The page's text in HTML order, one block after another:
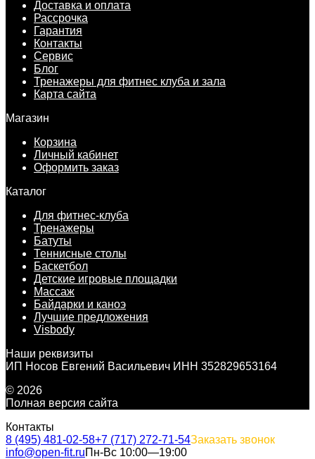
Доставка и оплата
Рассрочка
Гарантия
Контакты
Сервис
Блог
Тренажеры для фитнес клуба и зала
Карта сайта
Магазин
Корзина
Личный кабинет
Оформить заказ
Каталог
Для фитнес-клуба
Тренажеры
Батуты
Теннисные столы
Баскетбол
Детские игровые площадки
Массаж
Байдарки и каноэ
Лучшие предложения
Visbody
Наши реквизиты
ИП Носов Евгений Васильевич ИНН 352829653164
© 2026
Полная версия сайта
Контакты
8 (495) 481-02-58+7 (717) 272-71-54Заказать звонок
info@open-fit.ruПн-Вс 10:00—19:00